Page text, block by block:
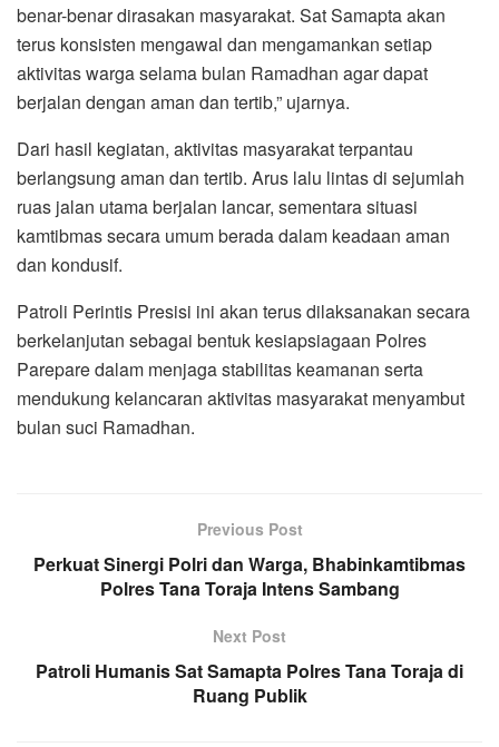
benar-benar dirasakan masyarakat. Sat Samapta akan
terus konsisten mengawal dan mengamankan setiap
aktivitas warga selama bulan Ramadhan agar dapat
berjalan dengan aman dan tertib,” ujarnya.
Dari hasil kegiatan, aktivitas masyarakat terpantau
berlangsung aman dan tertib. Arus lalu lintas di sejumlah
ruas jalan utama berjalan lancar, sementara situasi
kamtibmas secara umum berada dalam keadaan aman
dan kondusif.
Patroli Perintis Presisi ini akan terus dilaksanakan secara
berkelanjutan sebagai bentuk kesiapsiagaan Polres
Parepare dalam menjaga stabilitas keamanan serta
mendukung kelancaran aktivitas masyarakat menyambut
bulan suci Ramadhan.
Previous Post
Perkuat Sinergi Polri dan Warga, Bhabinkamtibmas
Polres Tana Toraja Intens Sambang
Next Post
Patroli Humanis Sat Samapta Polres Tana Toraja di
Ruang Publik